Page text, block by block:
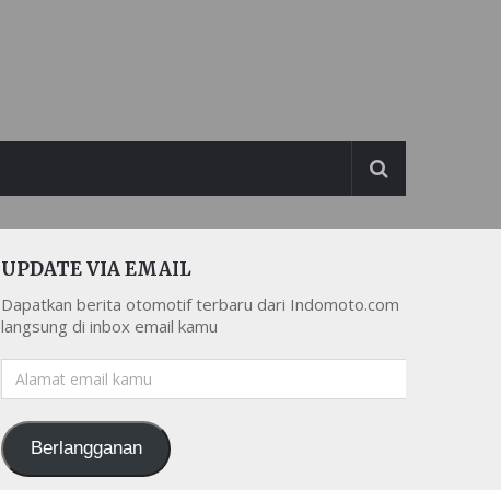
UPDATE VIA EMAIL
Dapatkan berita otomotif terbaru dari Indomoto.com
langsung di inbox email kamu
Alamat
email
Berlangganan